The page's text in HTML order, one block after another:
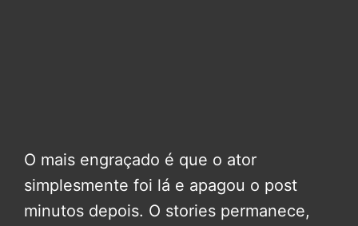
O mais engraçado é que o ator
simplesmente foi lá e apagou o post
minutos depois. O stories permanece,